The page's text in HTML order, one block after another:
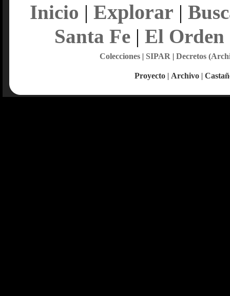
Inicio | Explorar |
Santa Fe| El Orden
Colecciones| SIPAR | Decretos
Proyecto | Archivo |